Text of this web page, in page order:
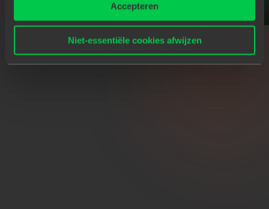
Accepteren
Niet-essentiële cookies afwijzen